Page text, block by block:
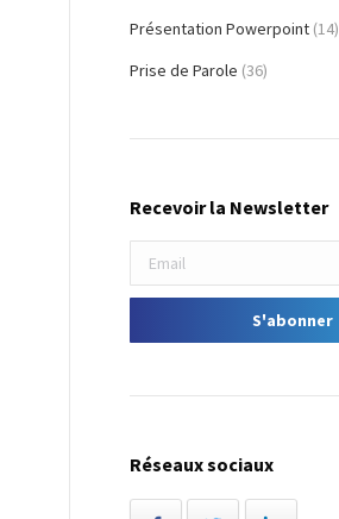
Présentation Powerpoint (14)
Prise de Parole (36)
Recevoir la Newsletter
Réseaux sociaux